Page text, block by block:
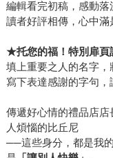
編輯看完初稿，感動落
讀者好評相傳，心中滿
★托您的福！特別扉頁
填上重要之人的名字，
寫下表達感謝的字句，
傳遞好心情的禮品店
人煩惱的比丘尼
──這些身分，都是我